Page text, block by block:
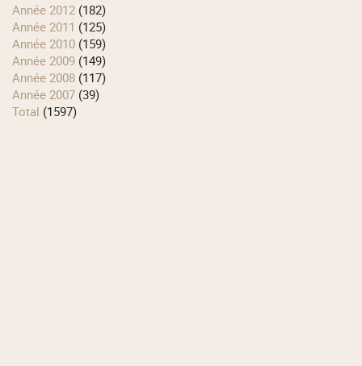
année 2012 (182)
année 2011 (125)
année 2010 (159)
année 2009 (149)
année 2008 (117)
année 2007 (39)
total (1597)